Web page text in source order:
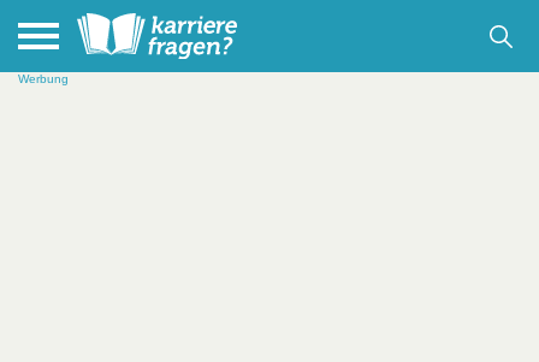
Werbung